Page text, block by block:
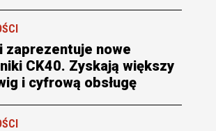
zaprezentuje nowe
CK40. Zyskają większy
i cyfrową obsługę